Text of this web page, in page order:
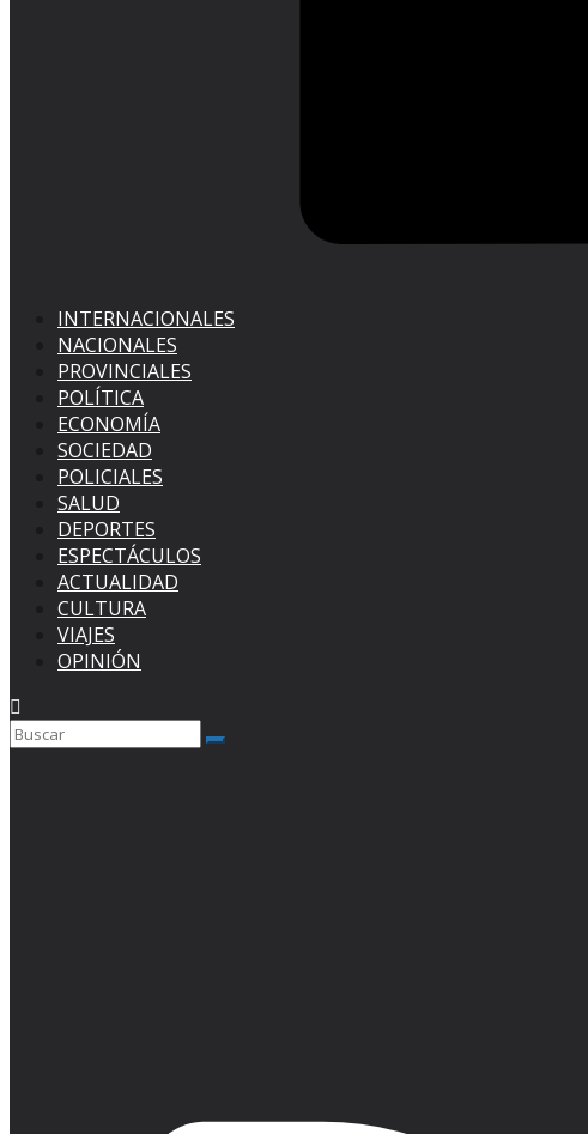
INTERNACIONALES
NACIONALES
PROVINCIALES
POLÍTICA
ECONOMÍA
SOCIEDAD
POLICIALES
SALUD
DEPORTES
ESPECTÁCULOS
ACTUALIDAD
CULTURA
VIAJES
OPINIÓN